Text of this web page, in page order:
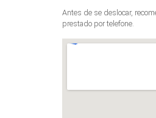
Antes de se deslocar,
prestado por telefone.